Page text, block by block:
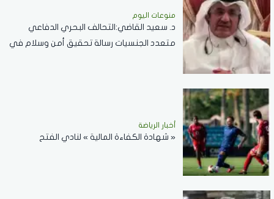
منوعات اليوم
د. سعيد القاضي:التحالف البحري الدفاعي
متعدد الجنسيات رسالة تحقيق أمن وسلام في
أخبار الرياضة
« شهادة الكفاءة المالية » لنادي الفتح